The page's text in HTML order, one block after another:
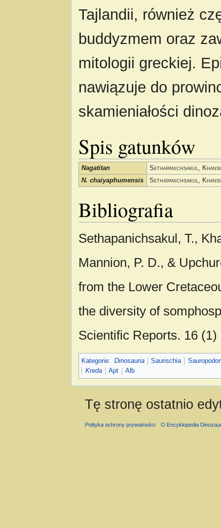
Tajlandii, również
buddyzmem oraz
mitologii greckiej.
nawiązuje do
skamieniałości
Spis gatunków
Nagatitan
Sethapanichsakul,
N. chaiyaphumensis
Sethapanichsakul,
Bibliografia
Sethapanichsakul, T.,
Mannion, P. D., &
from the Lower
the diversity of
Scientific Reports. 16
Kategorie: Dinosauria Saurischia
Kreda
Apt Alb
Tę stronę ostatnio
Polityka ochrony prywatności O Encyklopedia